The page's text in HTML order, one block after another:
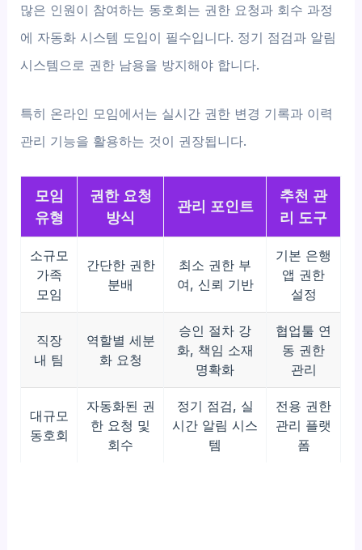
많은 인원이 참여하는 동호회는 권한 요청과 회수 과정
에 자동화 시스템 도입이 필수입니다. 정기 점검과 알림
시스템으로 권한 남용을 방지해야 합니다.
특히 온라인 모임에서는 실시간 권한 변경 기록과 이력
관리 기능을 활용하는 것이 권장됩니다.
모임
유형
권한 요청
방식
관리 포인트
추천 관
리 도구
소규모
가족
모임
간단한 권한
분배
최소 권한 부
여, 신뢰 기반
기본 은행
앱 권한
설정
직장
내 팀
역할별 세분
화 요청
승인 절차 강
화, 책임 소재
명확화
협업툴 연
동 권한
관리
대규모
동호회
자동화된 권
한 요청 및
회수
정기 점검, 실
시간 알림 시스
템
전용 권한
관리 플랫
폼